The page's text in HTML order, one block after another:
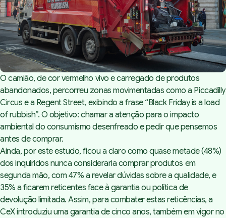
O camião, de cor vermelho vivo e carregado de produtos
abandonados, percorreu zonas movimentadas como a Piccadilly
Circus e a Regent Street, exibindo a frase “Black Friday is a load
of rubbish”. O objetivo: chamar a atenção para o impacto
ambiental do consumismo desenfreado e pedir que pensemos
antes de comprar.
Ainda, por este estudo, ficou a claro como quase metade (48%)
dos inquiridos nunca consideraria comprar produtos em
segunda mão, com 47% a revelar dúvidas sobre a qualidade, e
35% a ficarem reticentes face à garantia ou política de
devolução limitada. Assim, para combater estas reticências, a
CeXintroduziu uma garantia de cinco anos, também em vigor no